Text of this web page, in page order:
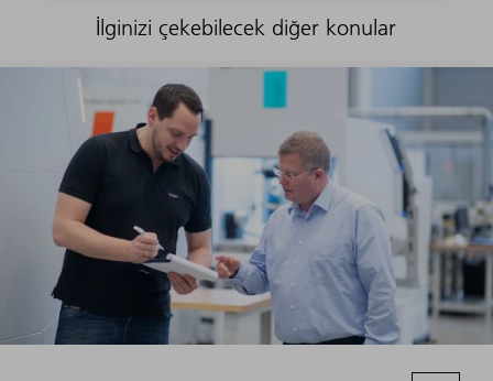
İlginizi çekebilecek diğer konular